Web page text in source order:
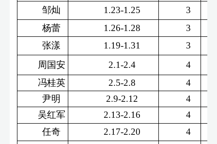
邹灿
1.23-1.25
3
杨蕾
1.26-1.28
3
张漾
1.19-1.31
3
周国安
2.1-2.4
4
冯桂英
2.5-2.8
4
尹明
2.9-2.12
4
吴红军
2.13-2.16
4
任奇
2.17-2.20
4